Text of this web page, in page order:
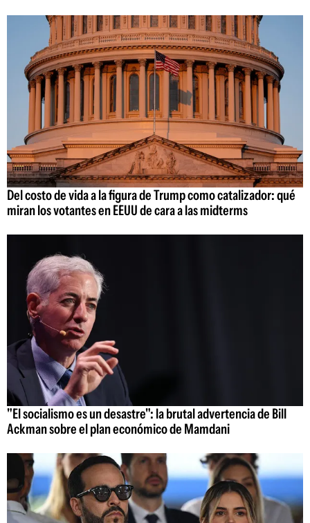
Del costo de vida a la figura de Trump como catalizador: qué
miran los votantes en EEUU de cara a las midterms
"El socialismo es un desastre": la brutal advertencia de Bill
Ackman sobre el plan económico de Mamdani